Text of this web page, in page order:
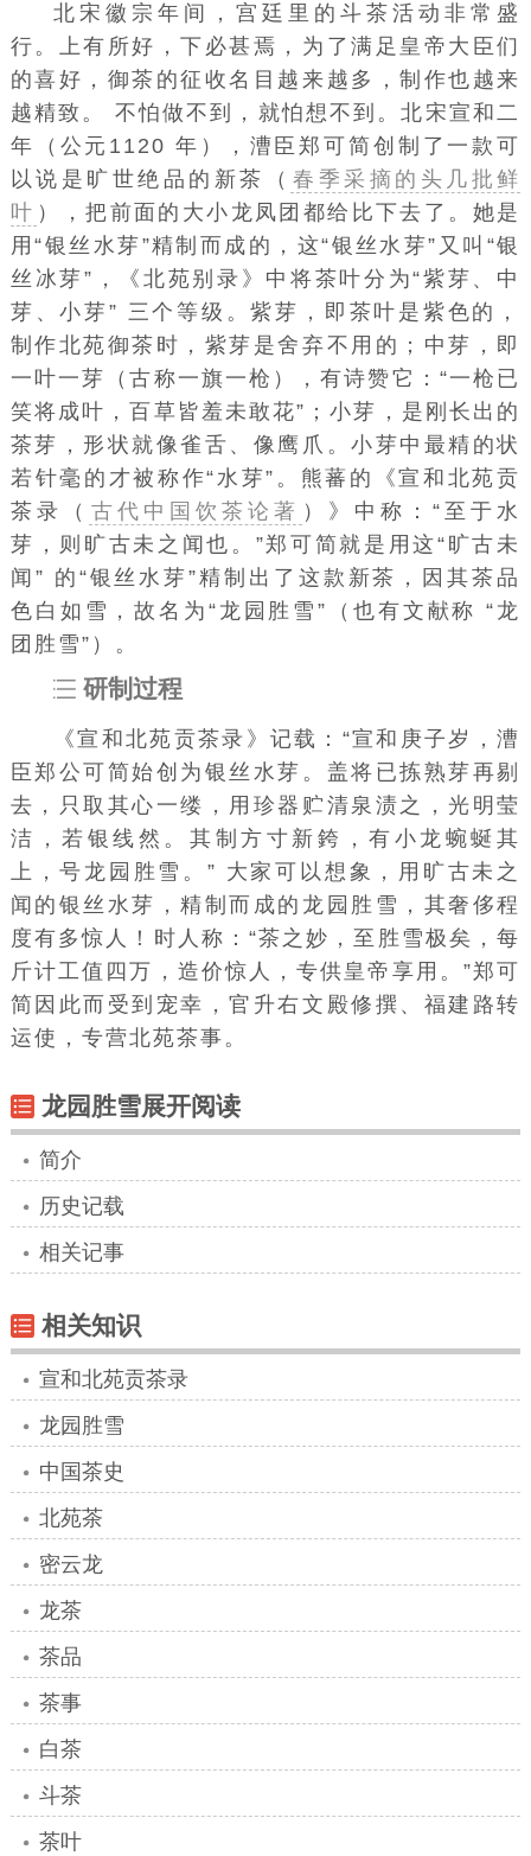
北宋徽宗年间，宫廷里的斗茶活动非常盛
行。上有所好，下必甚焉，为了满足皇帝大臣们
的喜好，御茶的征收名目越来越多，制作也越来
越精致。 不怕做不到，就怕想不到。北宋宣和二
年（公元1120 年），漕臣郑可简创制了一款可
以说是旷世绝品的新茶（ 春季采摘的头几批鲜
叶 ），把前面的大小龙凤团都给比下去了。她是
用“银丝水芽”精制而成的，这“银丝水芽”又叫“银
丝冰芽”，《北苑别录》中将茶叶分为“紫芽、中
芽、小芽” 三个等级。紫芽，即茶叶是紫色的，
制作北苑御茶时，紫芽是舍弃不用的；中芽，即
一叶一芽（古称一旗一枪），有诗赞它：“一枪已
笑将成叶，百草皆羞未敢花”；小芽，是刚长出的
茶芽，形状就像雀舌、像鹰爪。小芽中最精的状
若针毫的才被称作“水芽”。熊蕃的《宣和北苑贡
茶录（ 古代中国饮茶论著 ）》中称：“至于水
芽，则旷古未之闻也。”郑可简就是用这“旷古未
闻” 的“银丝水芽”精制出了这款新茶，因其茶品
色白如雪，故名为“龙园胜雪”（也有文献称 “龙
团胜雪”）。
研制过程
《宣和北苑贡茶录》记载：“宣和庚子岁，漕
臣郑公可简始创为银丝水芽。盖将已拣熟芽再剔
去，只取其心一缕，用珍器贮清泉渍之，光明莹
洁，若银线然。其制方寸新銙，有小龙蜿蜒其
上，号龙园胜雪。” 大家可以想象，用旷古未之
闻的银丝水芽，精制而成的龙园胜雪，其奢侈程
度有多惊人！时人称：“茶之妙，至胜雪极矣，每
斤计工值四万，造价惊人，专供皇帝享用。”郑可
简因此而受到宠幸，官升右文殿修撰、福建路转
运使，专营北苑茶事。
龙园胜雪展开阅读
简介
历史记载
相关记事
相关知识
宣和北苑贡茶录
龙园胜雪
中国茶史
北苑茶
密云龙
龙茶
茶品
茶事
白茶
斗茶
茶叶